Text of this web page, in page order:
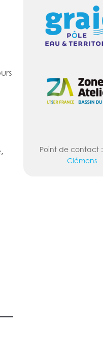
Point de contact :
Clémens